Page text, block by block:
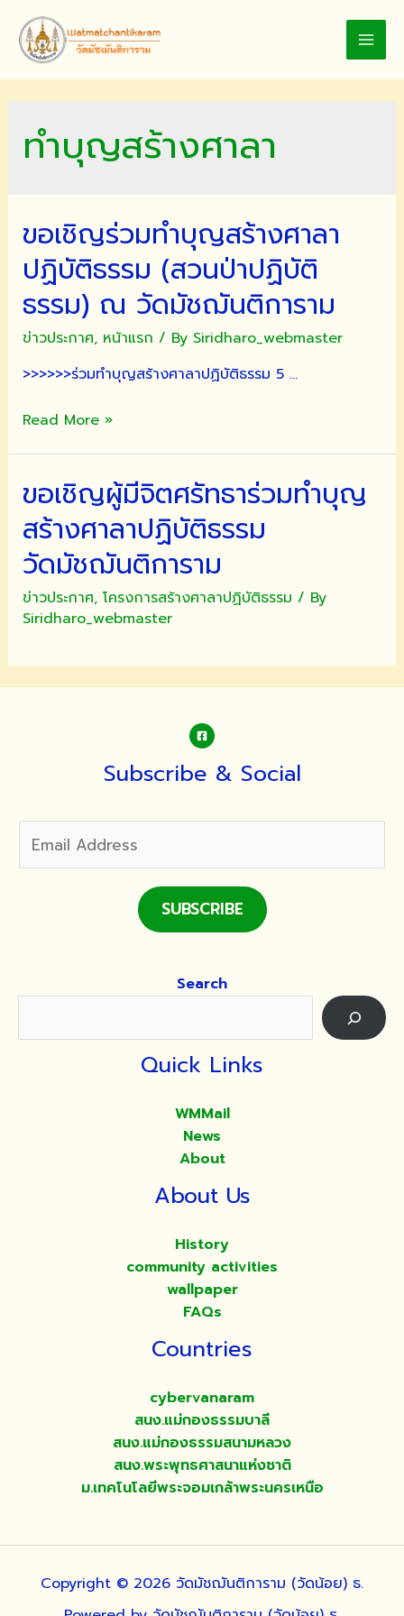
content
ทำบุญสร้างศาลา
ขอเชิญร่วมทำบุญสร้างศาลา
ปฏิบัติธรรม (สวนป่าปฏิบัติ
ธรรม) ณ วัดมัชฌันติการาม
ข่าวประกาศ, หน้าแรก / By Siridharo_webmaster
>>>>>>ร่วมทำบุญสร้างศาลาปฏิบัติธรรม 5 …
ขอ
ทำบุญ
สร้าง
ศาลา
ปฏิบัติ
ธรรม
(สวน
ป่า
ธรรม)
ณ
Read More »
ขอเชิญผู้มีจิตศรัทธาร่วมทำบุญ
สร้างศาลาปฏิบัติธรรม
วัดมัชฌันติการาม
ข่าวประกาศ, โครงการสร้างศาลาปฏิบัติธรรม / By
Siridharo_webmaster
Subscribe & Social
SUBSCRIBE
Search
Quick Links
WMMail
News
About
About Us
History
community activities
wallpaper
FAQs
Countries
cybervanaram
สนง.แม่กองธรรมบาลี
สนง.แม่กองธรรมสนามหลวง
สนง.พระพุทธศาสนาแห่งชาติ
ม.เทคโนโลยีพระจอมเกล้าพระนครเหนือ
Copyright © 2026 วัดมัชฌันติการาม (วัดน้อย) ธ.